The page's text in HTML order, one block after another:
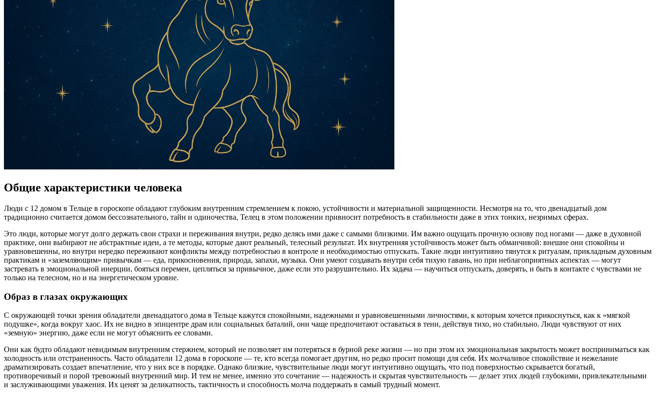
Общие характеристики человека
Люди с 12 домом в Тельце в гороскопе обладают глубоким внутренним стремлением к покою, устойчивости и материальной защищенности. Несмотря на то, что двенадцатый дом
традиционно считается домом бессознательного, тайн и одиночества, Телец в этом положении привносит потребность в стабильности даже в этих тонких, незримых сферах.
Это люди, которые могут долго держать свои страхи и переживания внутри, редко делясь ими даже с самыми близкими. Им важно ощущать прочную основу под ногами — даже в духовной
практике, они выбирают не абстрактные идеи, а те методы, которые дают реальный, телесный результат. Их внутренняя устойчивость может быть обманчивой: внешне они спокойны и
уравновешенны, но внутри нередко переживают конфликты между потребностью в контроле и необходимостью отпускать. Такие люди интуитивно тянутся к ритуалам, прикладным духовным
практикам и «заземляющим» привычкам — еда, прикосновения, природа, запахи, музыка. Они умеют создавать внутри себя тихую гавань, но при неблагоприятных аспектах — могут
застревать в эмоциональной инерции, бояться перемен, цепляться за привычное, даже если это разрушительно. Их задача — научиться отпускать, доверять, и быть в контакте с чувствами не
только на телесном, но и на энергетическом уровне.
Образ в глазах окружающих
С окружающей точки зрения обладатели двенадцатого дома в Тельце кажутся спокойными, надежными и уравновешенными личностями, к которым хочется прикоснуться, как к «мягкой
подушке», когда вокруг хаос. Их не видно в эпицентре драм или социальных баталий, они чаще предпочитают оставаться в тени, действуя тихо, но стабильно. Люди чувствуют от них
«земную» энергию, даже если не могут объяснить ее словами.
Они как будто обладают невидимым внутренним стержнем, который не позволяет им потеряться в бурной реке жизни — но при этом их эмоциональная закрытость может восприниматься как
холодность или отстраненность. Часто обладатели 12 дома в гороскопе — те, кто всегда помогает другим, но редко просит помощи для себя. Их молчаливое спокойствие и нежелание
драматизировать создает впечатление, что у них все в порядке. Однако близкие, чувствительные люди могут интуитивно ощущать, что под поверхностью скрывается богатый,
противоречивый и порой тревожный внутренний мир. И тем не менее, именно это сочетание — надежность и скрытая чувствительность — делает этих людей глубокими, привлекательными
и заслуживающими уважения. Их ценят за деликатность, тактичность и способность молча поддержать в самый трудный момент.